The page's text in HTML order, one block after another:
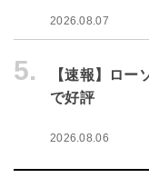
2026.08.07
5.
【速報】ロ
で好評
2026.08.06